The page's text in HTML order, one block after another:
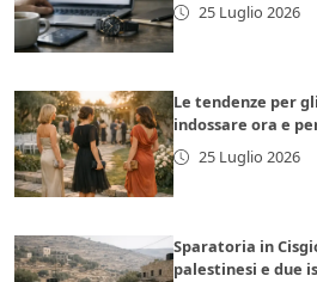
25 Luglio 2026
Le tendenze per
indossare ora e
25 Luglio 2026
Sparatoria in
palestinesi e due